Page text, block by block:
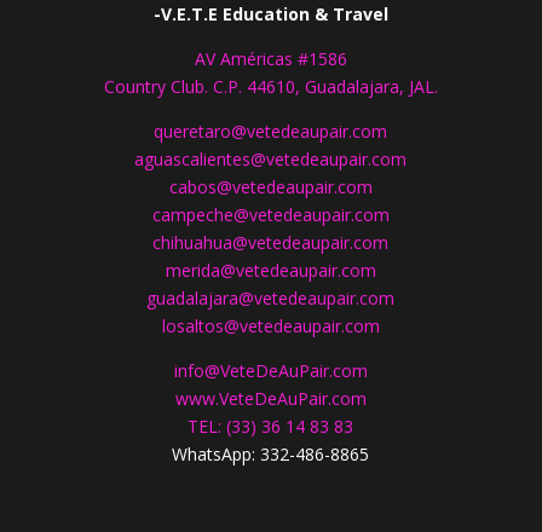
-V.E.T.E Education & Travel
AV Américas #1586
Country Club. C.P. 44610, Guadalajara, JAL.
queretaro@vetedeaupair.com
aguascalientes@vetedeaupair.com
cabos@vetedeaupair.com
campeche@vetedeaupair.com
chihuahua@vetedeaupair.com
merida@vetedeaupair.com
guadalajara@vetedeaupair.com
losaltos@vetedeaupair.com
info@VeteDeAuPair.com
www.VeteDeAuPair.com
TEL: (33) 36 14 83 83
WhatsApp: 332-486-8865